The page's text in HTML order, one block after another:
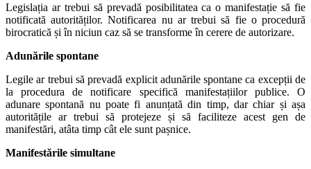
Legislația ar trebui să prevadă posibilitatea ca o manifestație să fie
notificată autorităților. Notificarea nu ar trebui să fie o procedură
birocratică și în niciun caz să se transforme în cerere de autorizare.
Adunările spontane
Legile ar trebui să prevadă explicit adunările spontane ca excepții de
la procedura de notificare specifică manifestațiilor publice. O
adunare spontană nu poate fi anunțată din timp, dar chiar și așa
autoritățile ar trebui să protejeze și să faciliteze acest gen de
manifestări, atâta timp cât ele sunt pașnice.
Manifestările simultane